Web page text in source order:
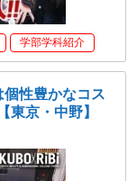
学部学科紹介
個性豊かなコス
東京・中野】